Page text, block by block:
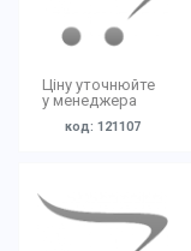
Ціну уточнюйте
у менеджера
код: 121107